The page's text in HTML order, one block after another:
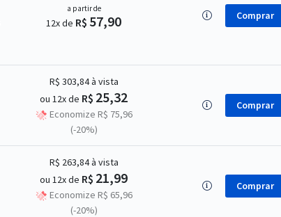
a partir de
12x de R$ 57,90 Comprar
R$ 303,84à vista
ou 12x de R$ 25,32
Economize R$ 75,96
(-20%)
Comprar
R$ 263,84à vista
ou 12x de R$ 21,99
Economize R$ 65,96
(-20%)
Comprar